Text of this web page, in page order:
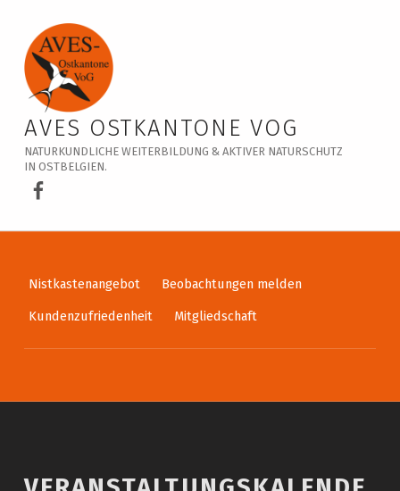
Veranstaltungskalender – AVES Ostkantone VoG
AVES OSTKANTONE VOG
NATURKUNDLICHE WEITERBILDUNG & AKTIVER NATURSCHUTZ
IN OSTBELGIEN.
AVES Ostkantone bei Facebook
Nistkastenangebot
Beobachtungen melden
Kundenzufriedenheit
Mitgliedschaft